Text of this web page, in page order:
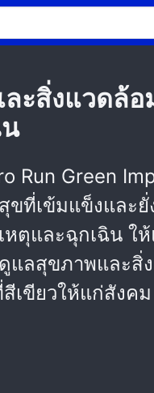
ะสิ่งแวดล้อ
Run Green
ขที่เข้มแข็งและยั่
ตุและฉุกเฉิน ให้
แลสุขภาพและสิ่ง
ขียวให้แก่สังคม